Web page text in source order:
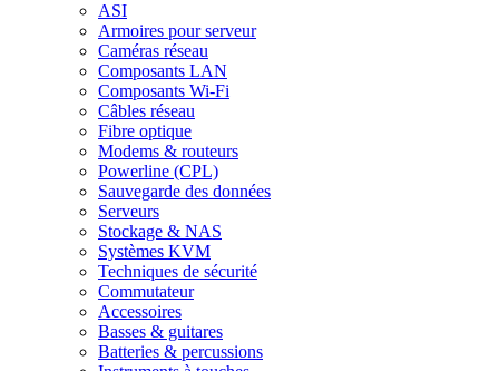
ASI
Armoires pour serveur
Caméras réseau
Composants LAN
Composants Wi-Fi
Câbles réseau
Fibre optique
Modems & routeurs
Powerline (CPL)
Sauvegarde des données
Serveurs
Stockage & NAS
Systèmes KVM
Techniques de sécurité
Commutateur
Accessoires
Basses & guitares
Batteries & percussions